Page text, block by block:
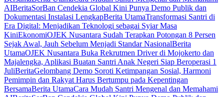
AIBeritaSorBan Cendekia Global Kini Punya Demo Publik dan
Dokumentasi Instalasi LengkapBerita UtamaTransformasi Santri di
Era Digital: Menjadikan Teknologi sebagai Syiar Masa
KiniEkonomiOJEK Nusantara Sudah Terapkan Potongan 8 Persen
Sejak Awal, Jauh Sebelum Menjadi Standar NasionalBerita
UtamaOJEK Nusantara Buka Rekrutmen Driver di Mojokerto dan
Majalengka, Aplikasi Buatan Santri Anak Negeri Siap Beroperasi 1
JuliBeritaGelombang Demo Soroti Ketimpangan Sosial, Harmoni
Pemimpin dan Rakyat Harus Bertumpu pada Kepentingan
BersamaBerita UtamaCara Mudah Santri Mengenal dan Memahami